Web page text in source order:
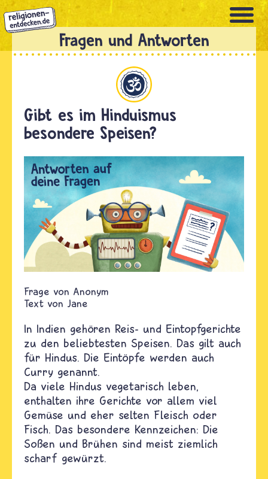
Direkt
zum
Inhalt
Gibt es im Hinduismus
besondere Speisen?
Anonym
Text von Jane
In Indien gehören Reis- und Eintopfgerichte
zu den beliebtesten Speisen. Das gilt auch
für Hindus. Die Eintöpfe werden auch
Curry genannt.
Da viele Hindus vegetarisch leben,
enthalten ihre Gerichte vor allem viel
Gemüse und eher selten Fleisch oder
Fisch. Das besondere Kennzeichen: Die
Soßen und Brühen sind meist ziemlich
scharf gewürzt.